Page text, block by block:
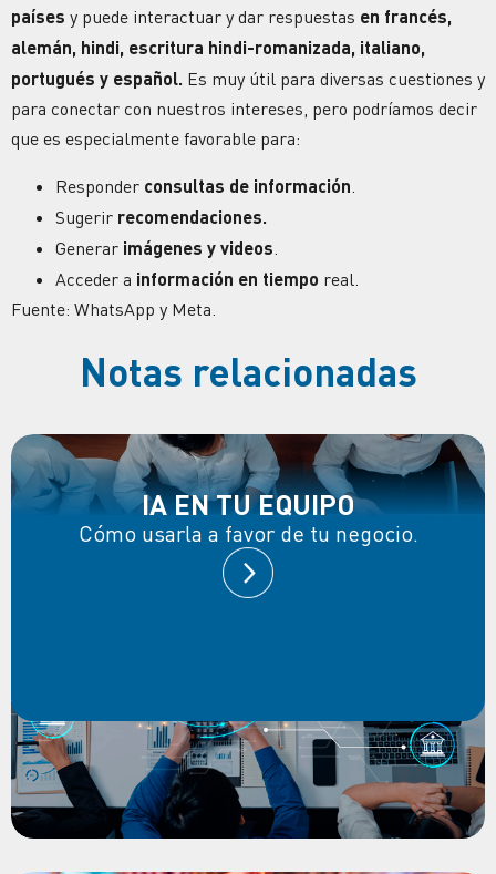
países y puede interactuar y dar respuestas en francés,
alemán, hindi, escritura hindi-romanizada, italiano,
portugués y español. Es muy útil para diversas cuestiones y
para conectar con nuestros intereses, pero podríamos decir
que es especialmente favorable para:
Responder consultas de información
Sugerir recomendaciones.
Generar imágenes y videos
Acceder a información en tiempo real.
Fuente: WhatsApp y Meta.
Notas relacionadas
IA EN TU EQUIPO
Cómo usarla a favor de tu negocio.